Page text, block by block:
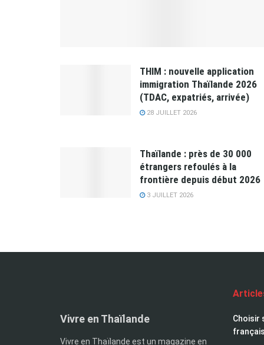
THIM : nouvelle application
immigration Thaïlande 2026
(TDAC, expatriés, arrivée)
28 JUILLET 2026
Thaïlande : près de 30 000
étrangers refoulés à la
frontière depuis début 2026
3 JUILLET 2026
Vivre en Thaïlande
Vivre en Thaïlande est un magazine en
Choisir